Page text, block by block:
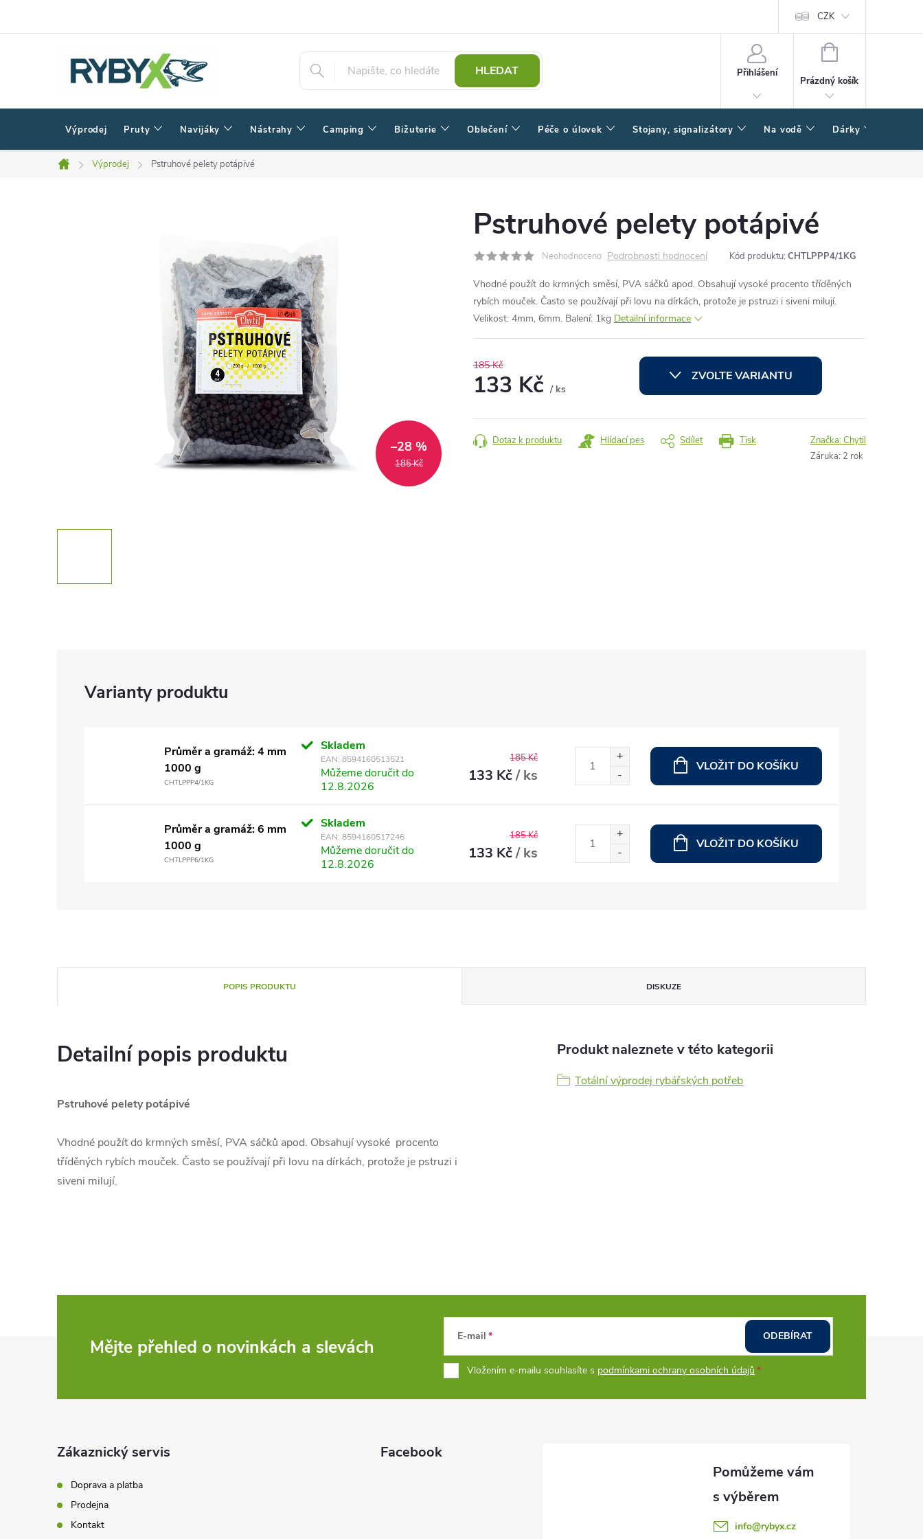
CZK
HLEDAT Přihlášení
NÁKUPNÍ
Prázdný košík
Výprodej Pruty Navijáky Nástrahy Camping Bižuterie Oblečení Péče o úlovek Stojany, signalizátory Na vodě Dárky
Domů
Výprodej Pstruhové pelety potápivé
185 Kč
–28 %
Pstruhové pelety potápivé
Neohodnoceno Podrobnosti hodnocení Kód produktu: CHTLPPP4/1KG
Vhodné použít do krmných směsí, PVA sáčků apod. Obsahují vysoké procento tříděných
rybích mouček. Často se používají při lovu na dírkách, protože je pstruzi i siveni milují.
Velikost: 4mm, 6mm. Balení: 1kg Detailní informace
185 Kč
133 Kč / ks
cena:
ZVOLTE VARIANTU
Tisk
Dotaz k produktu Hlídací pes Sdílet Značka:Chytil
Záruka: 2 rok
Průměr a gramáž: 4 mm
1000 g
CHTLPPP4/1KG
Skladem
EAN: 8594160513521
Můžeme doručit do
12.8.2026
185 Kč
133 Kč/ ks VLOŽIT DO KOŠÍKU
Průměr a gramáž: 6 mm
1000 g
CHTLPPP6/1KG
Skladem
EAN: 8594160517246
Můžeme doručit do
12.8.2026
185 Kč
133 Kč/ ks VLOŽIT DO KOŠÍKU
POPIS PRODUKTU DISKUZE
Detailní popis produktu
Pstruhové pelety potápivé
Vhodné použít do krmných směsí, PVA sáčků apod. Obsahují vysoké procento
tříděných rybích mouček. Často se používají při lovu na dírkách, protože je pstruzi i
siveni milují.
Produkt naleznete v této kategorii
Totální výprodej rybářských potřeb
Mějte přehled o novinkách a slevách E-mail
Vložením e-mailu souhlasíte s podmínkami ochrany osobních údajů
ODEBÍRAT
Zákaznický servis
Doprava a platba
Prodejna
Kontakt
Facebook
info@rybyx.cz